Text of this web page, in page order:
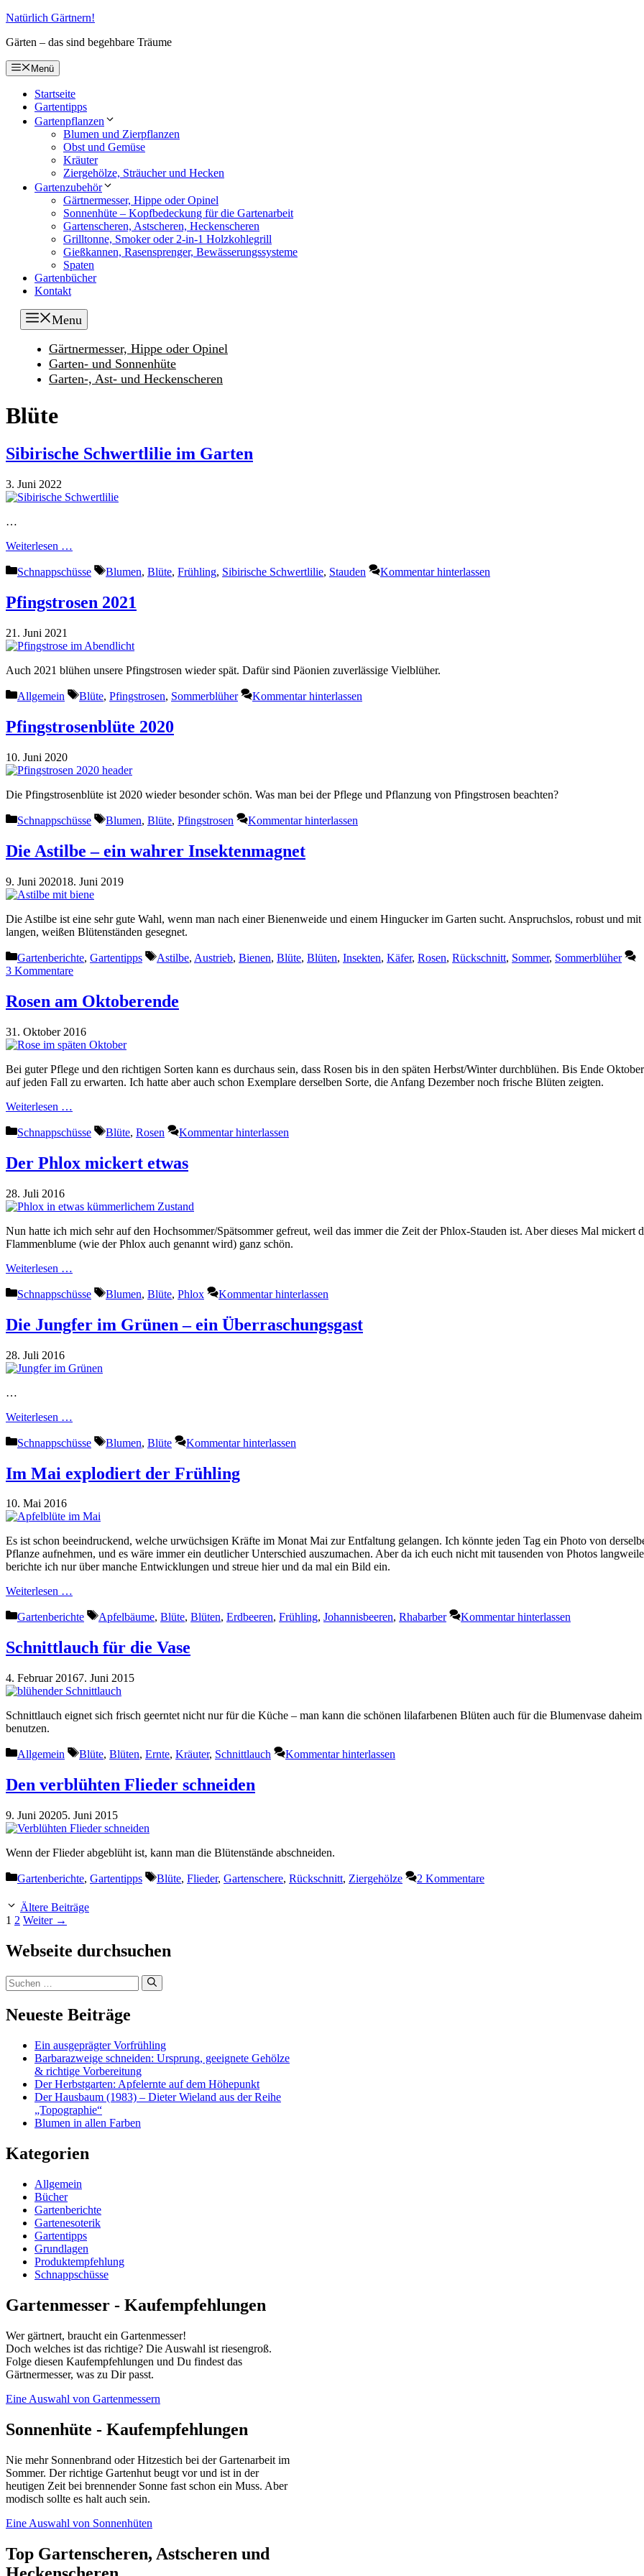
Zum
springen
Natürlich Gärtnern!
Gärten – das sind begehbare Träume
Menü
Startseite
Gartentipps
Gartenpflanzen
Blumen und Zierpflanzen
Obst und Gemüse
Kräuter
Ziergehölze, Sträucher und Hecken
Gartenzubehör
Gärtnermesser, Hippe oder Opinel
Sonnenhüte – Kopfbedeckung für die Gartenarbeit
Gartenscheren, Astscheren, Heckenscheren
Grilltonne, Smoker oder 2-in-1 Holzkohlegrill
Gießkannen, Rasensprenger, Bewässerungssysteme
Spaten
Gartenbücher
Kontakt
Menu
Gärtnermesser, Hippe oder Opinel
Garten- und Sonnenhüte
Garten-, Ast- und Heckenscheren
Blüte
Sibirische Schwertlilie im Garten
3. Juni 2022
…
Weiterlesen …
Kategorien
Schnappschüsse Schlagwörter
Blumen, Blüte, Frühling, Sibirische Schwertlilie, Stauden Kommentar hinterlassen
Pfingstrosen 2021
21. Juni 2021
Auch 2021 blühen unsere Pfingstrosen wieder spät. Dafür sind Päonien zuverlässige Vielblüher.
Kategorien
Allgemein Schlagwörter
Blüte, Pfingstrosen, Sommerblüher Kommentar hinterlassen
Pfingstrosenblüte 2020
10. Juni 2020
Die Pfingstrosenblüte ist 2020 wieder besonder schön. Was man bei der Pflege und Pflanzung von Pfingstrosen beachten?
Kategorien
Schnappschüsse Schlagwörter
Blumen, Blüte, Pfingstrosen Kommentar hinterlassen
Die Astilbe – ein wahrer Insektenmagnet
9. Juni 202018. Juni 2019
Die Astilbe ist eine sehr gute Wahl, wenn man nach einer Bienenweide und einem Hingucker im Garten sucht. Anspruchslos, robust und mit
langen, weißen Blütenständen gesegnet.
Kategorien
Gartenberichte, Gartentipps Schlagwörter
Astilbe, Austrieb, Bienen, Blüte, Blüten, Insekten, Käfer, Rosen, Rückschnitt, Sommer, Sommerblüher
3 Kommentare
Rosen am Oktoberende
31. Oktober 2016
Bei guter Pflege und den richtigen Sorten kann es durchaus sein, dass Rosen bis in den späten Herbst/Winter durchblühen. Bis Ende
auf jeden Fall zu erwarten. Ich hatte aber auch schon Exemplare derselben Sorte, die Anfang Dezember noch frische Blüten zeigten.
Weiterlesen …
Kategorien
Schnappschüsse Schlagwörter
Blüte, Rosen Kommentar hinterlassen
Der Phlox mickert etwas
28. Juli 2016
Nun hatte ich mich sehr auf den Hochsommer/Spätsommer gefreut, weil das immer die Zeit der Phlox-Stauden ist. Aber dieses Mal mickert
Flammenblume (wie der Phlox auch genannt wird) ganz schön.
Weiterlesen …
Kategorien
Schnappschüsse Schlagwörter
Blumen, Blüte, Phlox Kommentar hinterlassen
Die Jungfer im Grünen – ein Überraschungsgast
28. Juli 2016
…
Weiterlesen …
Kategorien
Schnappschüsse Schlagwörter
Blumen, Blüte Kommentar hinterlassen
Im Mai explodiert der Frühling
10. Mai 2016
Es ist schon beeindruckend, welche urwüchsigen Kräfte im Monat Mai zur Entfaltung gelangen. Ich könnte jeden Tag ein Photo von
Pflanze aufnehmen, und es wäre immer ein deutlicher Unterschied auszumachen. Aber da ich euch nicht mit tausenden von Photos
berichte ich nur über manche Entwicklungen und streue hier und da mal ein Bild ein.
Weiterlesen …
Kategorien
Gartenberichte Schlagwörter
Apfelbäume, Blüte, Blüten, Erdbeeren, Frühling, Johannisbeeren, Rhabarber Kommentar hinterlassen
Schnittlauch für die Vase
4. Februar 20167. Juni 2015
Schnittlauch eignet sich frisch geerntet nicht nur für die Küche – man kann die schönen lilafarbenen Blüten auch für die Blumenvase daheim
benutzen.
Kategorien
Allgemein Schlagwörter
Blüte, Blüten, Ernte, Kräuter, Schnittlauch Kommentar hinterlassen
Den verblühten Flieder schneiden
9. Juni 20205. Juni 2015
Wenn der Flieder abgeblüht ist, kann man die Blütenstände abschneiden.
Kategorien
Gartenberichte, Gartentipps Schlagwörter
Blüte, Flieder, Gartenschere, Rückschnitt, Ziergehölze 2 Kommentare
Ältere Beiträge
Seite
1 Seite
2 Weiter →
Webseite durchsuchen
Suchen
nach:
Neueste Beiträge
Ein ausgeprägter Vorfrühling
Barbarazweige schneiden: Ursprung, geeignete Gehölze
& richtige Vorbereitung
Der Herbstgarten: Apfelernte auf dem Höhepunkt
Der Hausbaum (1983) – Dieter Wieland aus der Reihe
„Topographie“
Blumen in allen Farben
Kategorien
Allgemein
Bücher
Gartenberichte
Gartenesoterik
Gartentipps
Grundlagen
Produktempfehlung
Schnappschüsse
Gartenmesser - Kaufempfehlungen
Wer gärtnert, braucht ein Gartenmesser!
Doch welches ist das richtige? Die Auswahl ist riesengroß.
Folge diesen Kaufempfehlungen und Du findest das
Gärtnermesser, was zu Dir passt.
Eine Auswahl von Gartenmessern
Sonnenhüte - Kaufempfehlungen
Nie mehr Sonnenbrand oder Hitzestich bei der Gartenarbeit im
Sommer. Der richtige Gartenhut beugt vor und ist in der
heutigen Zeit bei brennender Sonne fast schon ein Muss. Aber
modisch sollte es halt auch sein.
Eine Auswahl von Sonnenhüten
Top Gartenscheren, Astscheren und